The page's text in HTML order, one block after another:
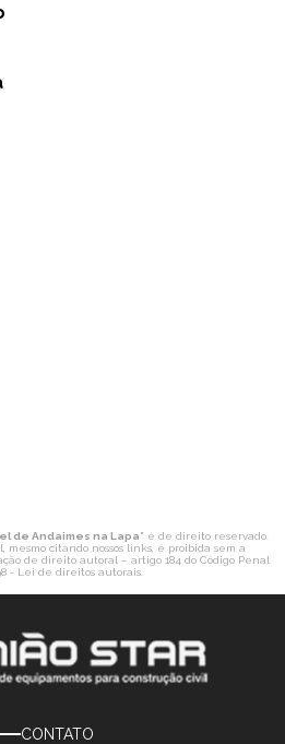
de Andaimes na Lapa" é de direito reservado.
mesmo citando nossos links, é proibida sem a
de direito autoral – artigo 184 do Código Penal
- Lei de direitos autorais
CONTATO